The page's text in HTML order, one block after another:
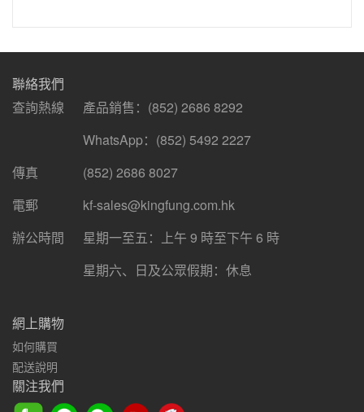
聯絡我們
查詢熱線
產品銷售： (852) 2686 8292
WhatsApp：(852) 5492 2227
傳真
(852) 2686 8027
電郵
kf-sales@kingfung.com.hk
辦公時間
星期一至五：上午 9 時至下午 6 時
星期六、日及公眾假期：休息
網上購物
如何購買
配送說明
關注我們